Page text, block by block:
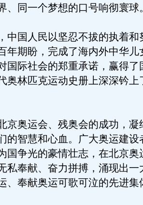
、同一个梦想的口号响彻寰球
国人民以坚忍不拔的执着和
年期盼，完成了海内外中华儿
国际社会的郑重承诺，赢得了
奥林匹克运动史册上深深钤上
奥运会、残奥会的成功，凝
的智慧和心血。广大奥运建设
国争光的豪情壮志，在北京奥
私奉献、奋力拼搏，涌现出一
、奉献奥运可歌可泣的先进集